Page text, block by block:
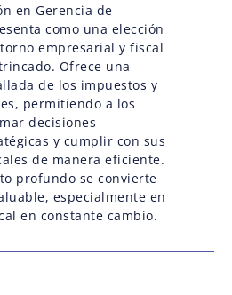
en Gerencia de
como una elección
empresarial y fiscal
Ofrece una
de los impuestos y
permitiendo a los
decisiones
y cumplir con sus
de manera eficiente.
profundo se convierte
especialmente en
en constante cambio.